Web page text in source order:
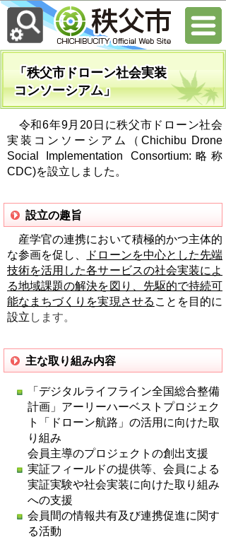
「秩父市ドローン社会実装
コンソーシアム」
令和6年9月20日に秩父市ドローン社会
実装コンソーシアム（Chichibu Drone
Social Implementation Consortium:略称
CDC)を設立しました。
設立の趣旨
産学官の連携において積極的かつ主体的
な参画を促し、
ドローンを中心とした先端
技術を活用した各サービスの社会実装によ
る地域課題の解決を図り、先駆的で持続可
能なまちづくりを実現させる ことを目的に
設立 します。
主な取り組み内容
「デジタルライフライン全国総合整備
計画」アーリーハーベストプロジェク
ト「ドローン航路」の活用に向けた取
り組み
会員主導のプロジェクトの創出支援
実証フィールドの提供等、会員による
実証実験や社会実装に向けた取り組み
への支援
会員間の情報共有及び連携促進に関す
る活動